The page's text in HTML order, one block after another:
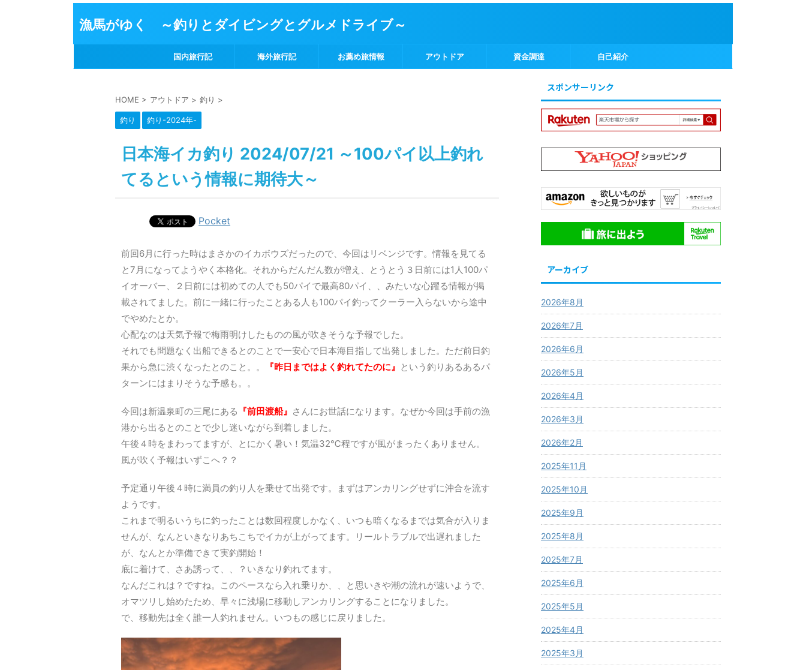
漁馬がゆく ～釣りとダイビングとグルメドライブ～
国内旅行記 海外旅行記 お薦め旅情報 アウトドア 資金調達 自己紹介
HOME > アウトドア > 釣り >
釣り 釣り-2024年-
日本海イカ釣り 2024/07/21 ～100パイ以上釣れ
てるという情報に期待大～
Pocket
前回6月に行った時はまさかのイカボウズだったので、今回はリベンジです。情報を見てる
と7月になってようやく本格化。それからだんだん数が増え、とうとう３日前には1人100パ
イオーバー、２日前には初めての人でも50パイで最高80パイ、、みたいな心躍る情報が掲
載されてました。前に一緒に行ったことある人も100パイ釣ってクーラー入らないから途中
でやめたとか。
心配なのは天気予報で梅雨明けしたものの風が吹きそうな予報でした。
それでも問題なく出船できるとのことで一安心で日本海目指して出発しました。ただ前日釣
果から急に渋くなったとのこと。。
『昨日まではよく釣れてたのに』 という釣りあるあるパ
ターンにはまりそうな予感も。。
今回は新温泉町の三尾にある 『前田渡船』 さんにお世話になります。なぜか今回は手前の漁
港から出るとのことで少し迷いながら到着しました。
午後４時をまわってますが、とにかく暑い！気温32℃程ですが風がまったくありません。
風が吹く予報はいずこへ？？
予定通り午後４時に満員の釣り人を乗せて出発です。まずはアンカリングせずに沖合を流す
ようです。
これまで明るいうちに釣ったことは数回程度しかなく、いつも暗くなるまでは気合が入りま
せんが、なんといきなりあちこちでイカが上がってます。リールトラブルで出遅れました
が、なんとか準備できて実釣開始！
底に着けて、さあ誘って、、？いきなり釣れてます。
なんだこれは？ですね。このペースなら入れ乗りか、、と思いきや潮の流れが速いようで、
オマツリし始めたため、早々に浅場に移動しアンカリングすることになりました。
で、移動先は全く誰一人釣れません。いつもの感じに戻りました。
スポンサーリンク
アーカイブ
2026年8月
2026年7月
2026年6月
2026年5月
2026年4月
2026年3月
2026年2月
2025年11月
2025年10月
2025年9月
2025年8月
2025年7月
2025年6月
2025年5月
2025年4月
2025年3月